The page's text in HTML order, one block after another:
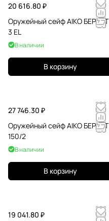
20 616.80 ₽
Оружейный сейф AIKO БЕРКУТ
3 EL
В наличии
В корзину
27 746.30 ₽
Оружейный сейф AIKO БЕРКУТ
150/2
В наличии
В корзину
19 041.80 ₽